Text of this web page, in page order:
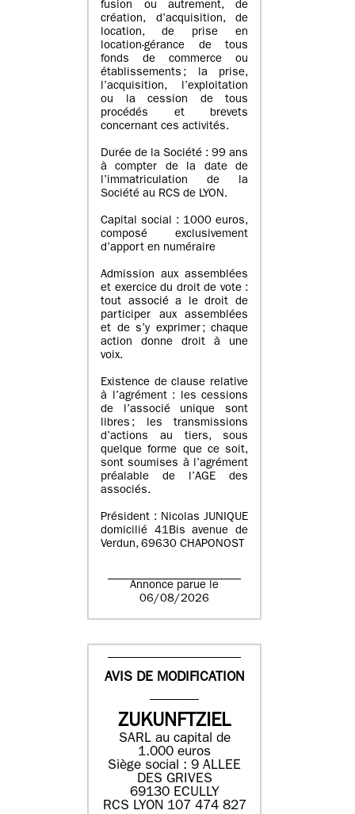
fusion ou autrement, de
création, d’acquisition, de
location, de prise en
location-gérance de tous
fonds de commerce ou
établissements ; la prise,
l’acquisition, l’exploitation
ou la cession de tous
procédés et brevets
concernant ces activités.
Durée de la Société : 99 ans
à compter de la date de
l’immatriculation de la
Société au RCS de LYON.
Capital social : 1000 euros,
composé exclusivement
d’apport en numéraire
Admission aux assemblées
et exercice du droit de vote :
tout associé a le droit de
participer aux assemblées
et de s’y exprimer ; chaque
action donne droit à une
voix.
Existence de clause relative
à l’agrément : les cessions
de l’associé unique sont
libres ; les transmissions
d’actions au tiers, sous
quelque forme que ce soit,
sont soumises à l’agrément
préalable de l’AGE des
associés.
Président : Nicolas JUNIQUE
domicilié 41Bis avenue de
Verdun, 69630 CHAPONOST
Annonce parue le
06/08/2026
AVIS DE MODIFICATION
ZUKUNFTZIEL
SARL au capital de
1.000 euros
Siège social : 9 ALLEE
DES GRIVES
69130 ECULLY
RCS LYON 107 474 827